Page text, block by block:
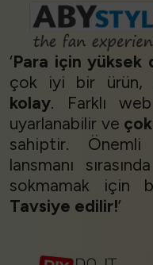
‘Para için yüksek
çok iyi bir ürün,
kolay. Farklı
uyarlanabilir ve
sahiptir. Önemli
lansmanı
sokmamak için
Tavsiye edilir!’